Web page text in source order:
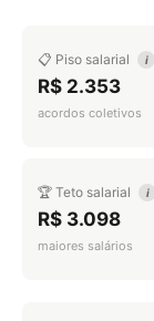
📋 Piso salarial i
R$ 2.353
acordos coletivos
🏆 Teto salarial i
R$ 3.098
maiores salários